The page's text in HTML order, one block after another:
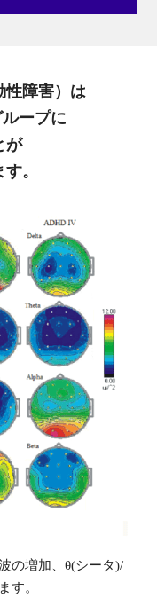
性障害）は
ープに
が
。
の増加、θ(シータ)/
す。